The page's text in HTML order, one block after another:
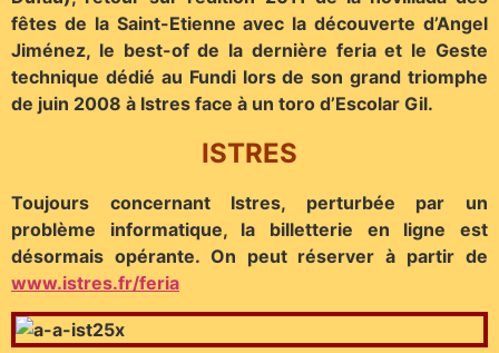
fêtes de la Saint-Etienne avec la découverte d’Angel
Jiménez, le best-of de la dernière feria et le Geste
technique dédié au Fundi lors de son grand triomphe
de juin 2008 à Istres face à un toro d’Escolar Gil.
ISTRES
Toujours concernant Istres, perturbée par un
problème informatique, la billetterie en ligne est
désormais opérante. On peut réserver à partir de
www.istres.fr/feria